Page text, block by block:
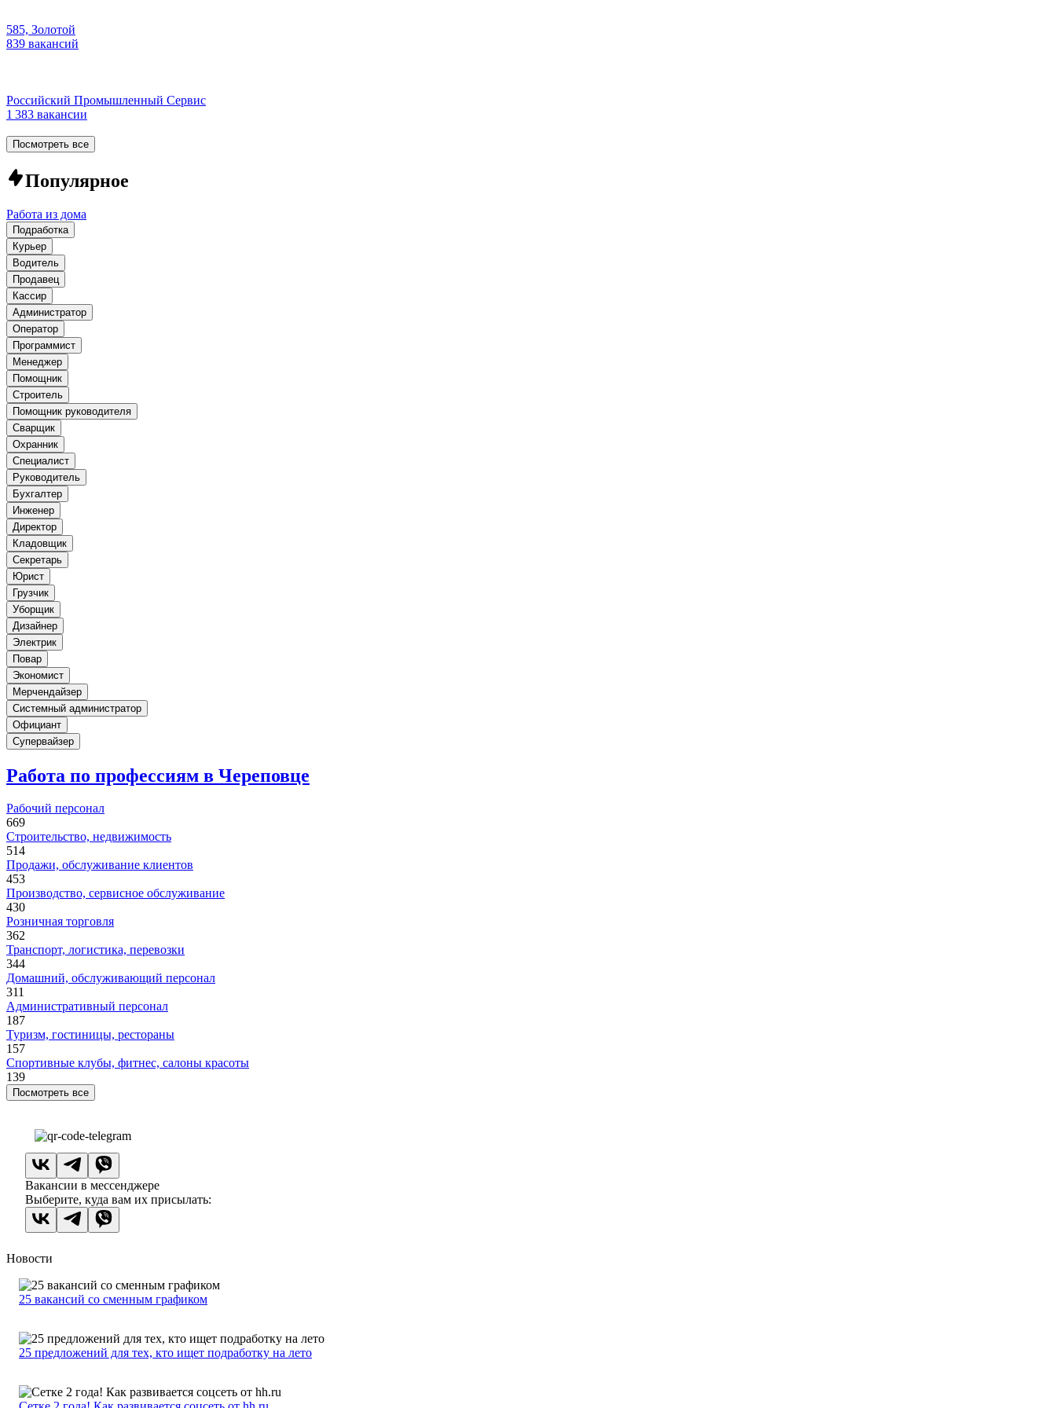
585, Золотой
839 вакансий
Российский Промышленный Сервис
1 383 вакансии
Посмотреть все
Популярное
Работа из дома
Подработка
Курьер
Водитель
Продавец
Кассир
Администратор
Оператор
Программист
Менеджер
Помощник
Строитель
Помощник руководителя
Сварщик
Охранник
Специалист
Руководитель
Бухгалтер
Инженер
Директор
Кладовщик
Секретарь
Юрист
Грузчик
Уборщик
Дизайнер
Электрик
Повар
Экономист
Мерчендайзер
Системный администратор
Официант
Супервайзер
Работа по профессиям в Череповце
Рабочий персонал
669
Строительство, недвижимость
514
Продажи, обслуживание клиентов
453
Производство, сервисное обслуживание
430
Розничная торговля
362
Транспорт, логистика, перевозки
344
Домашний, обслуживающий персонал
311
Административный персонал
187
Туризм, гостиницы, рестораны
157
Спортивные клубы, фитнес, салоны красоты
139
Посмотреть все
Вакансии в мессенджере
Выберите, куда вам их присылать:
Новости
25 вакансий со сменным графиком
25 предложений для тех, кто ищет подработку на лето